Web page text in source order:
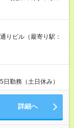
の昇給あり！ ーーー
、上長の裁量でさ
長が収入につながる
りビル（最寄り駅：
勤務（土日休み）
詳細へ